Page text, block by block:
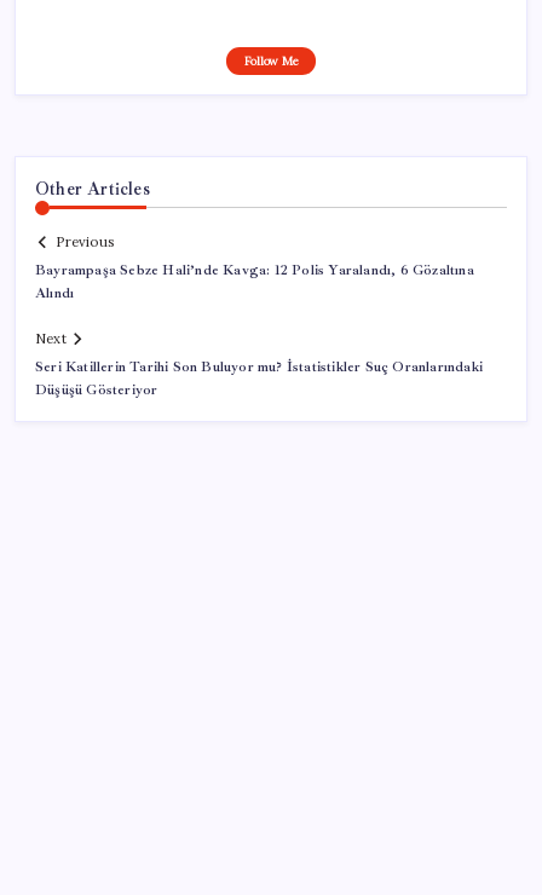
Follow Me
Other Articles
Previous
Bayrampaşa Sebze Hali’nde Kavga: 12 Polis Yaralandı, 6 Gözaltına
Alındı
Next
Seri Katillerin Tarihi Son Buluyor mu? İstatistikler Suç Oranlarındaki
Düşüşü Gösteriyor